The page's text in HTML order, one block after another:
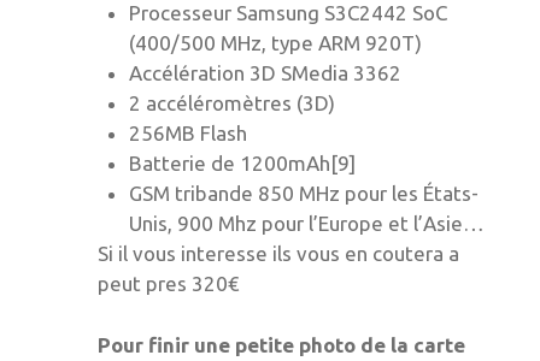
Processeur Samsung S3C2442 SoC
(400/500 MHz, type ARM 920T)
Accélération 3D SMedia 3362
2 accéléromètres (3D)
256MB Flash
Batterie de 1200mAh[9]
GSM tribande 850 MHz pour les États-
Unis, 900 Mhz pour l’Europe et l’Asie…
Si il vous interesse ils vous en coutera a
peut pres 320€
Pour finir une petite photo de la carte